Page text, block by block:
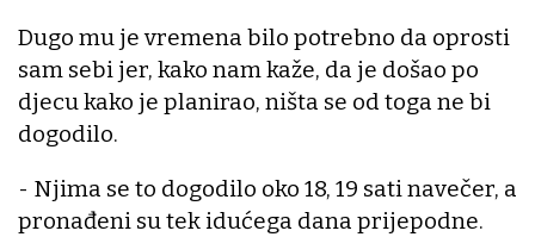
Dugo mu je vremena bilo potrebno da oprosti
sam sebi jer, kako nam kaže, da je došao po
djecu kako je planirao, ništa se od toga ne bi
dogodilo.
- Njima se to dogodilo oko 18, 19 sati navečer, a
pronađeni su tek idućega dana prijepodne.